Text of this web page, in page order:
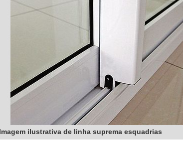
Imagem ilustrativa de linha suprema esquadrias